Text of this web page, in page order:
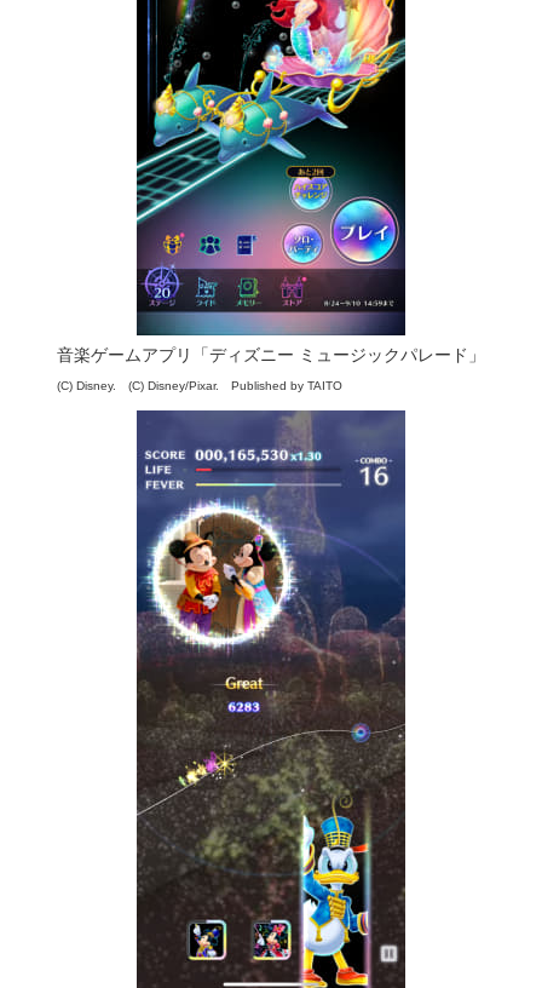
音楽ゲームアプリ「ディズニー ミュージックパレード」
(C) Disney. (C) Disney/Pixar. Published by TAITO